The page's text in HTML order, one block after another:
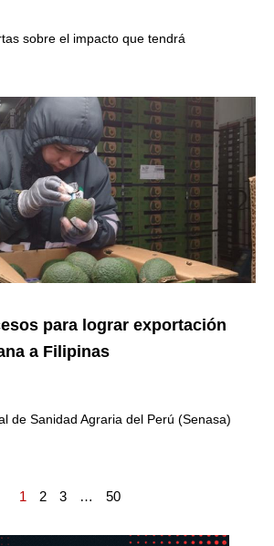
sobre el impacto que tendrá
para lograr exportación
a Filipinas
de Sanidad Agraria del Perú (Senasa)
1 2 3 … 50